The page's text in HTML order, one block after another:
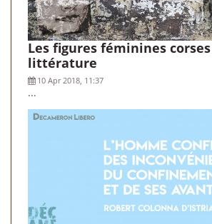
Les figures féminines
littérature
10 Apr 2018, 11:37
...